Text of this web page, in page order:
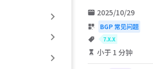
2025/10/29
BGP 常见问题
7.X.X
小于 1 分钟